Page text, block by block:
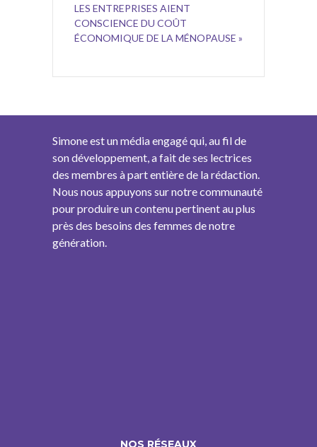
LES ENTREPRISES AIENT
CONSCIENCE DU COÛT
ÉCONOMIQUE DE LA MÉNOPAUSE »
Simone est un média engagé qui, au fil de
son développement, a fait de ses lectrices
des membres à part entière de la rédaction.
Nous nous appuyons sur notre communauté
pour produire un contenu pertinent au plus
près des besoins des femmes de notre
génération.
NOS RÉSEAUX